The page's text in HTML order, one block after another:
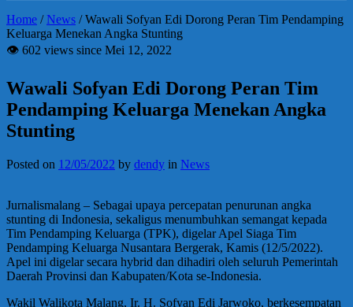
Home /News /Wawali Sofyan Edi Dorong Peran Tim Pendamping
Keluarga Menekan Angka Stunting
👁 602 views since Mei 12, 2022
Wawali Sofyan Edi Dorong Peran Tim
Pendamping Keluarga Menekan Angka
Stunting
Posted on 12/05/2022 by dendy in News
Jurnalismalang – Sebagai upaya percepatan penurunan angka
stunting di Indonesia, sekaligus menumbuhkan semangat kepada
Tim Pendamping Keluarga (TPK), digelar Apel Siaga Tim
Pendamping Keluarga Nusantara Bergerak, Kamis (12/5/2022).
Apel ini digelar secara hybrid dan dihadiri oleh seluruh Pemerintah
Daerah Provinsi dan Kabupaten/Kota se-Indonesia.
Wakil Walikota Malang, Ir. H. Sofyan Edi Jarwoko, berkesempatan